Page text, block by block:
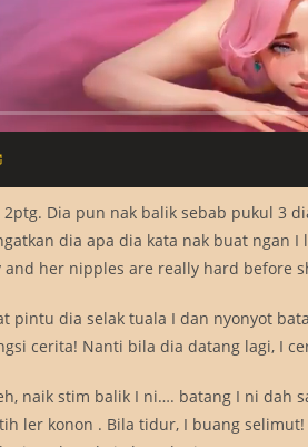
Dia pun nak balik sebab pukul 3
dia apa dia kata nak buat
and her nipples are really hard before
pintu dia selak tuala I dan nyonyot
cerita! Nanti bila dia datang lagi, I
naik stim balik I ni…. batang I ni dah
ler konon . Bila tidur, I buang